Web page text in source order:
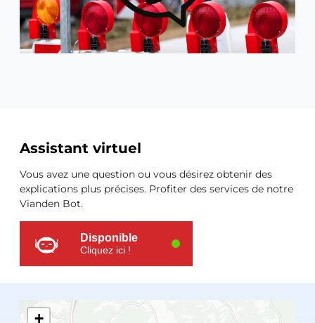
Ressources
supplémentaires
Assistant virtuel
Vous avez une question ou vous désirez obtenir des
explications plus précises. Profiter des services de notre
Vianden Bot.
Disponible
Cliquez ici !
+